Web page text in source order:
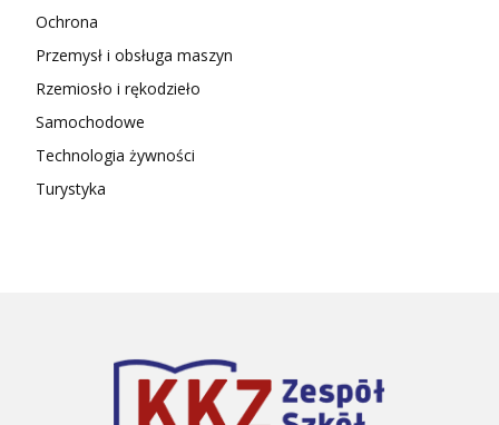
Ochrona
Przemysł i obsługa maszyn
Rzemiosło i rękodzieło
Samochodowe
Technologia żywności
Turystyka